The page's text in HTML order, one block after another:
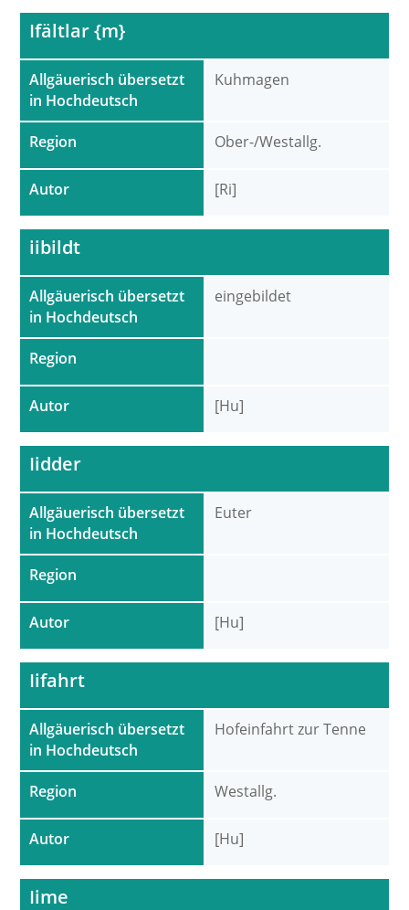
Allgäuerisch übersetzt
in Hochdeutsch
Region
Autor
Ifältlar {m}
Kuhmagen
Ober-/Westallg.
[Ri]
Allgäuerisch übersetzt
in Hochdeutsch
Region
Autor
iibildt
eingebildet
[Hu]
Allgäuerisch übersetzt
in Hochdeutsch
Region
Autor
Iidder
Euter
[Hu]
Allgäuerisch übersetzt
in Hochdeutsch
Region
Autor
Iifahrt
Hofeinfahrt zur Tenne
Westallg.
[Hu]
Iime